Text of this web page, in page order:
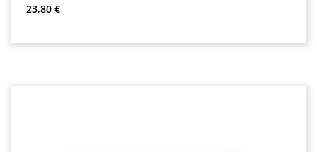
Preço normal:
23,80 €